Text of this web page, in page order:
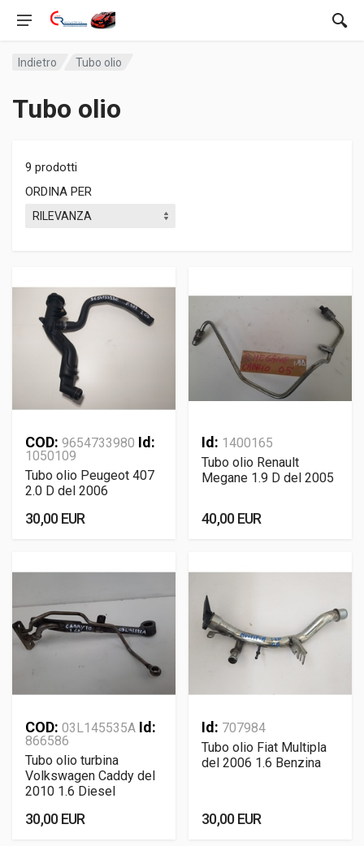
Indietro Tubo olio
Tubo olio
9 prodotti
ORDINA PER
COD: 9654733980 Id:
1050109
Tubo olio Peugeot 407
2.0 D del 2006
30,00 EUR
Id: 1400165
Tubo olio Renault
Megane 1.9 D del 2005
40,00 EUR
COD: 03L145535A Id:
866586
Tubo olio turbina
Volkswagen Caddy del
2010 1.6 Diesel
30,00 EUR
Id: 707984
Tubo olio Fiat Multipla
del 2006 1.6 Benzina
30,00 EUR